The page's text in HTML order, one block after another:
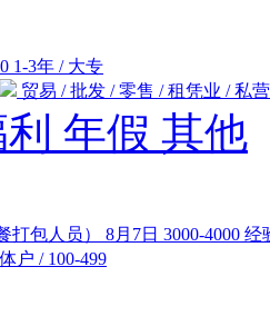
1-3年 / 大专
贸易 / 批发 / 零售 / 租凭业 / 私
年假 其他
打包人员） 8月7日 3000-4000 经
户 / 100-499